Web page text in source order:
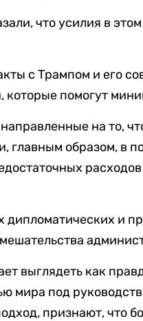
что усилия в
с Трампом и его
которые помогут
на то,
главным образом, в
дипломатических и
выглядеть как
мира под
признают, что